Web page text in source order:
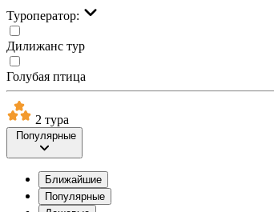
Туроператор:
Дилижанс тур
Голубая птица
2 тура
Популярные
Ближайшие
Популярные